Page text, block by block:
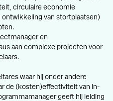
circulaire economie
van stortplaatsen)
en
aan complexe projecten voor
waar hij onder andere
de (kosten)effectiviteit van in-
geeft hij leiding